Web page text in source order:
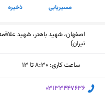
مسیریابی ذخیره
تیران)
ساعت کاری: ۸:۳۰ تا ۱۳
پنجشنبه (امروز)
‎03133447636